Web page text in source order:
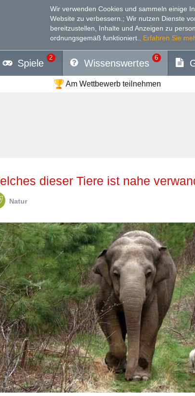
Wir verwenden Cookies und sammeln einige
Website zu verbessern. ; Wir nutzen Dienste
bereitzustellen, Inhalte und Anzeigen zu
ordnungsgemäß funktioniert.
Erfahren Sie
Spiele
2
Wissenswertes
6
Am Wettbewerb teilnehmen
Welches dieser Tiere ist nahe
Natur